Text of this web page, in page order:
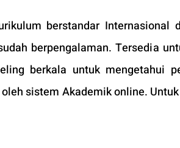
berstandar Internasional
berpengalaman. Tersedia
berkala untuk mengetahui
sistem Akademik online.